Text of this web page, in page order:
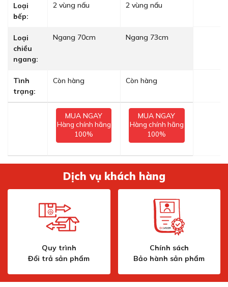
Loại
bếp:
2 vùng nấu 2 vùng nấu
Loại
chiều
ngang:
Ngang 70cm Ngang 73cm
Tình
trạng:
Còn hàng Còn hàng
MUA NGAY
Hàng chính hãng
100%
MUA NGAY
Hàng chính hãng
100%
Dịch vụ khách hàng
Quy trình
Đổi trả sản phẩm
Chính sách
Bảo hành sản phẩm